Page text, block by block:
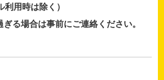
利用時は除く）
る場合は事前にご連絡ください。